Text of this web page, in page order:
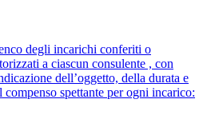
degli incarichi conferiti o
a ciascun consulente , con
dell’oggetto, della durata e
compenso spettante per ogni incarico: